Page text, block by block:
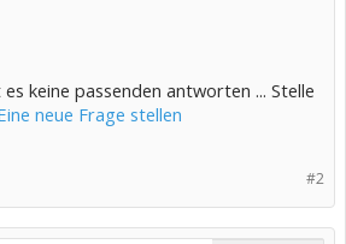
keine passenden antworten ... Stelle
neue Frage stellen
#2